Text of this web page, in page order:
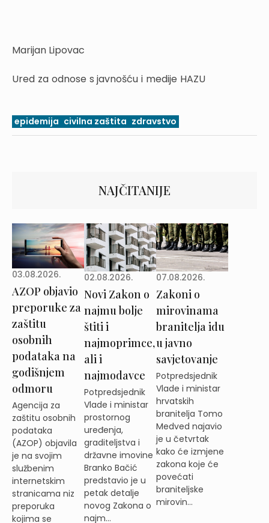
Marijan Lipovac
Ured za odnose s javnošću i medije HAZU
epidemija civilna zaštita zdravstvo
NAJČITANIJE
03.08.2026.
AZOP objavio
preporuke za
zaštitu
osobnih
podataka na
godišnjem
odmoru
Agencija za
zaštitu osobnih
podataka
(AZOP) objavila
je na svojim
službenim
internetskim
stranicama niz
preporuka
kojima se
02.08.2026.
Novi Zakon o
najmu bolje
štiti i
najmoprimce,
ali i
najmodavce
Potpredsjednik
Vlade i ministar
prostornog
uređenja,
graditeljstva i
državne imovine
Branko Bačić
predstavio je u
petak detalje
novog Zakona o
najm...
07.08.2026.
Zakoni o
mirovinama
branitelja idu
u javno
savjetovanje
Potpredsjednik
Vlade i ministar
hrvatskih
branitelja Tomo
Medved najavio
je u četvrtak
kako će izmjene
zakona koje će
povećati
braniteljske
mirovin...